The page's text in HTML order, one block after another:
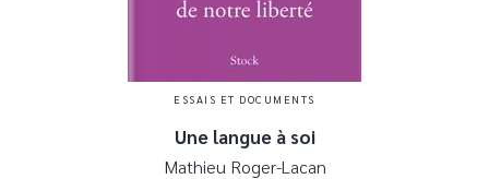
ESSAIS ET DOCUMENTS
Une langue à soi
Mathieu Roger-Lacan